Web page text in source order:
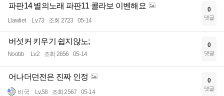
파판14 별의노래 파판11 콜라보 이벤해요
Llawliet Lv.73 조회 2723 05-14
0
댓글
버섯커 키우기 쉽지않노;
Noobb Lv.2 조회 2656 05-14
0
댓글
어나더던전은 진짜 인정
비국 Lv.58 조회 2567 05-14
0
댓글